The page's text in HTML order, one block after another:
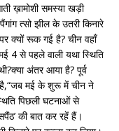
ख़ामोशी समस्या खड़ी
त्सो झील के उतरी किनारे
क्यों रूक गई है? चीन वहाँ
4 से पहले वाली यथा स्थिति
अंतर आया है? पूर्व
है,“जब मई के शुरू में चीन ने
पिछली घटनाओं से
की बात कर रहें हैं।